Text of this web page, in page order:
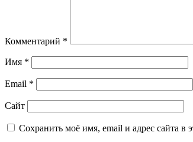
Комментарий *
Имя *
Email *
Сайт
Сохранить моё имя, email и адрес сайта в